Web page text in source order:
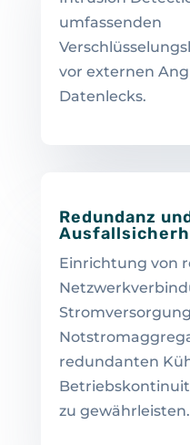
umfassenden
vor externen
Datenlecks.
Redundanz
Einrichtung von
redundanten
zu gewährleisten.